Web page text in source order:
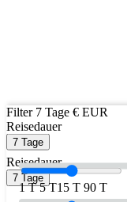
Filter 7 Tage € EUR
Reisedauer
7 Tage
1 T 5 T15 T 90 T
Reisedauer
7 Tage